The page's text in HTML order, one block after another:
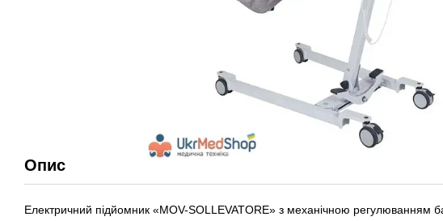
Опис
Електричний підйомник «MOV-SOLLEVATORE» з механічною регулюванням